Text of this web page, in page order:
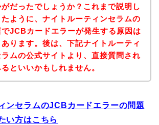
がだったでしょうか？これまで説明し
ように、ナイトルーティンセラムの
でJCBカードエラーが発生する原因は
ります。後は、下記ナイトルーティ
ラムの公式サイトより、直接質問され
といいかもしれません。
ンセラムのJCBカードエラーの問題
い方はこちら